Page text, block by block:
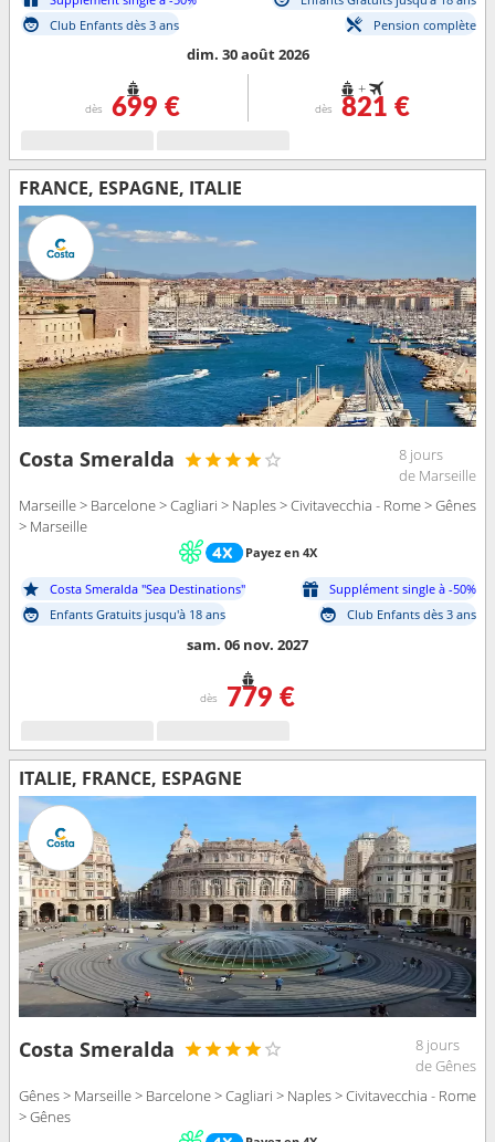
Club Enfants dès 3 ans
Pension complète
dim. 30 août 2026
dès 699 €
+
dès 821 €
FRANCE, ESPAGNE, ITALIE
Costa Smeralda
8 jours
de Marseille
Marseille > Barcelone > Cagliari > Naples > Civitavecchia - Rome > Gênes
> Marseille
Payez en 4X
Costa Smeralda "Sea Destinations"
Supplément single à -50%
Enfants Gratuits jusqu'à 18 ans
Club Enfants dès 3 ans
sam. 06 nov. 2027
dès 779 €
ITALIE, FRANCE, ESPAGNE
Costa Smeralda
8 jours
de Gênes
Gênes > Marseille > Barcelone > Cagliari > Naples > Civitavecchia - Rome
> Gênes